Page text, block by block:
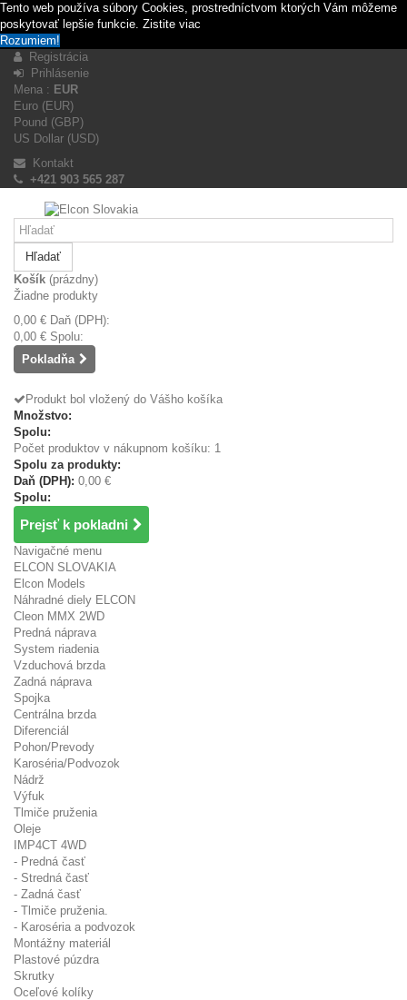
Tento web používa súbory Cookies, prostredníctvom ktorých Vám môžeme
poskytovať lepšie funkcie. Zistite viac
Rozumiem!
Registrácia
Prihlásenie
Mena : EUR
Euro (EUR)
Pound (GBP)
US Dollar (USD)
Kontakt
+421 903 565 287
Hľadať
Košík (prázdny)
Žiadne produkty
0,00 € Daň (DPH):
0,00 € Spolu:
Pokladňa
Produkt bol vložený do Vášho košíka
Množstvo:
Spolu:
Počet produktov v nákupnom košíku: 1
Spolu za produkty:
Daň (DPH): 0,00 €
Spolu:
Prejsť k pokladni
Navigačné menu
ELCON SLOVAKIA
Elcon Models
Náhradné diely ELCON
Cleon MMX 2WD
Predná náprava
System riadenia
Vzduchová brzda
Zadná náprava
Spojka
Centrálna brzda
Diferenciál
Pohon/Prevody
Karoséria/Podvozok
Nádrž
Výfuk
Tlmiče pruženia
Oleje
IMP4CT 4WD
- Predná časť
- Stredná časť
- Zadná časť
- Tlmiče pruženia.
- Karoséria a podvozok
Montážny materiál
Plastové púzdra
Skrutky
Oceľové kolíky